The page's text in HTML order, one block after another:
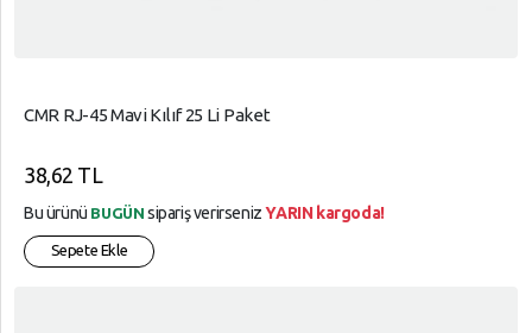
CMR RJ-45 Mavi Kılıf 25 Li Paket
38,62 TL
Bu ürünü BUGÜN sipariş verirsenizYARIN kargoda!
Sepete Ekle